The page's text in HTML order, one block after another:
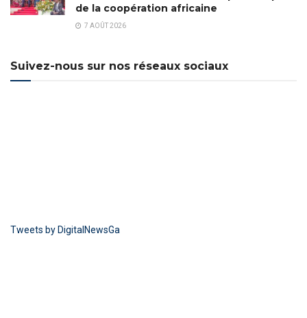
de la coopération africaine
7 AOÛT 2026
Suivez-nous sur nos réseaux sociaux
Tweets by DigitalNewsGa